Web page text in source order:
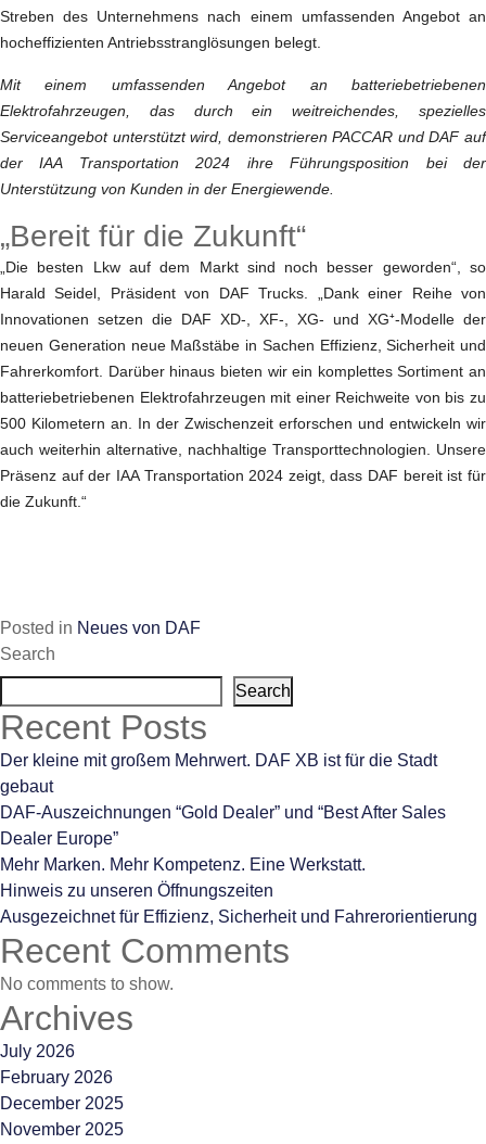
Streben des Unternehmens nach einem umfassenden Angebot an
hocheffizienten Antriebsstranglösungen belegt.
Mit einem umfassenden Angebot an batteriebetriebenen
Elektrofahrzeugen, das durch ein weitreichendes, spezielles
Serviceangebot unterstützt wird, demonstrieren PACCAR und DAF auf
der IAA Transportation 2024 ihre Führungsposition bei der
Unterstützung von Kunden in der Energiewende.
„Bereit für die Zukunft“
„Die besten Lkw auf dem Markt sind noch besser geworden“, so
Harald Seidel, Präsident von DAF Trucks. „Dank einer Reihe von
Innovationen setzen die DAF XD-, XF-, XG- und XG⁺-Modelle der
neuen Generation neue Maßstäbe in Sachen Effizienz, Sicherheit und
Fahrerkomfort. Darüber hinaus bieten wir ein komplettes Sortiment an
batteriebetriebenen Elektrofahrzeugen mit einer Reichweite von bis zu
500 Kilometern an. In der Zwischenzeit erforschen und entwickeln wir
auch weiterhin alternative, nachhaltige Transporttechnologien. Unsere
Präsenz auf der IAA Transportation 2024 zeigt, dass DAF bereit ist für
die Zukunft.“
Posted in Neues von DAF
Search
Search
Recent Posts
Der kleine mit großem Mehrwert. DAF XB ist für die Stadt
gebaut
DAF-Auszeichnungen “Gold Dealer” und “Best After Sales
Dealer Europe”
Mehr Marken. Mehr Kompetenz. Eine Werkstatt.
Hinweis zu unseren Öffnungszeiten
Ausgezeichnet für Effizienz, Sicherheit und Fahrerorientierung
Recent Comments
No comments to show.
Archives
July 2026
February 2026
December 2025
November 2025